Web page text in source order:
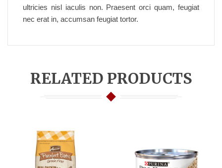
ultricies nisl iaculis non. Praesent orci quam, feugiat
nec erat in, accumsan feugiat tortor.
RELATED PRODUCTS